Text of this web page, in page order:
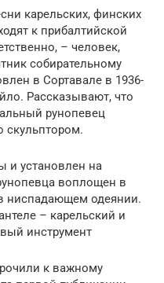
карельских, финских
к прибалтийской
– человек,
собирательному
в Сортавале в 1936-
Рассказывают, что
рунопевец
и установлен на
воплощен в
ниспадающем одеянии.
– карельский и
инструмент
к важному